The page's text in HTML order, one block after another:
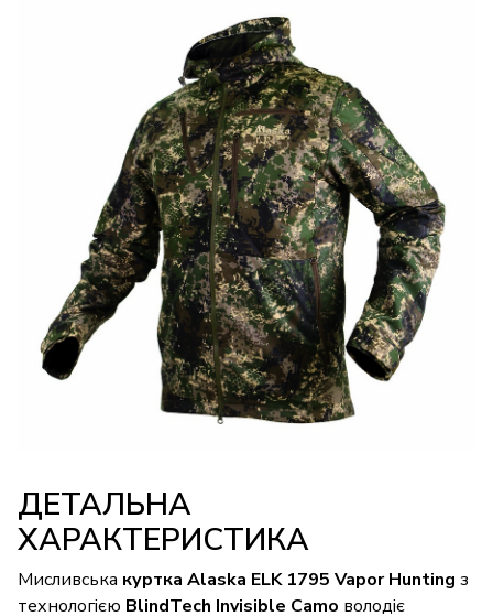
ДЕТАЛЬНА
ХАРАКТЕРИСТИКА
Мисливська куртка Alaska ELK 1795 Vapor Hunting з
технологією BlindTech Invisible Camo володіє